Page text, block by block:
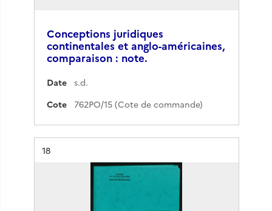
Conceptions juridiques
continentales et anglo-américaines,
comparaison : note.
Date
s.d.
Cote
762PO/15 (Cote de commande)
Résultat n°
18